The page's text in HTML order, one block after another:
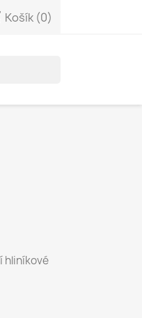
Košík (0)
hliníkové